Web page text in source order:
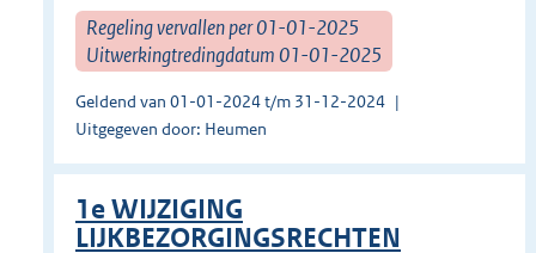
Regeling vervallen per 01-01-2025
Uitwerkingtredingdatum 01-01-2025
Geldend van 01-01-2024 t/m 31-12-2024
Uitgegeven door: Heumen
1e WIJZIGING
LIJKBEZORGINGSRECHTEN